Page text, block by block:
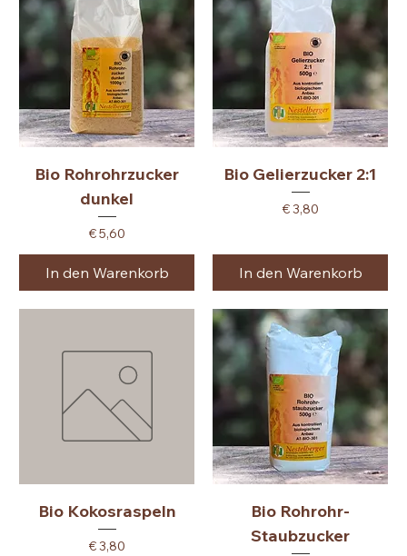
Bio Rohrohrzucker
dunkel
Preis
€ 5,60
In den Warenkorb
Bio Gelierzucker 2:1
Preis
€ 3,80
In den Warenkorb
Bio Kokosraspeln
Preis
€ 3,80
Bio Rohrohr-
Staubzucker